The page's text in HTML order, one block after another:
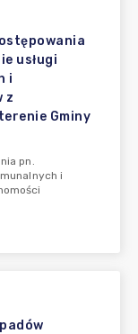
usługi
i
z
Gminy
pn.
i